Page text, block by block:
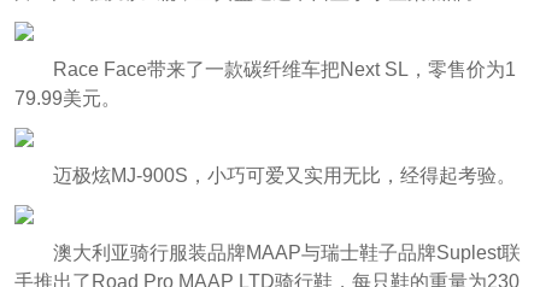
Race Face带来了一款碳纤维车把Next SL，零售价为1
79.99美元。
迈极炫MJ-900S，小巧可爱又实用无比，经得起考验。
澳大利亚骑行服装品牌MAAP与瑞士鞋子品牌Suplest联
手推出了Road Pro MAAP LTD骑行鞋，每只鞋的重量为230